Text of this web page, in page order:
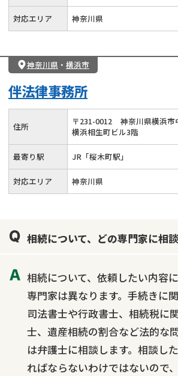
対応エリア 神奈川県
神奈川県 ・ 横浜市
伴法律事務所
住所 〒231-0012
神奈川県横浜市
横浜相生町ビル3階
最寄り駅 JR「桜木町駅」
対応エリア 神奈川県
相続について、どの専門家に相
相続について、依頼したい内容
専門家は異なります。手続きに
司法書士や行政書士、相続税に
士、遺産相続の割合など法的な
は弁護士に相談します。相談し
ればならないわけではないので